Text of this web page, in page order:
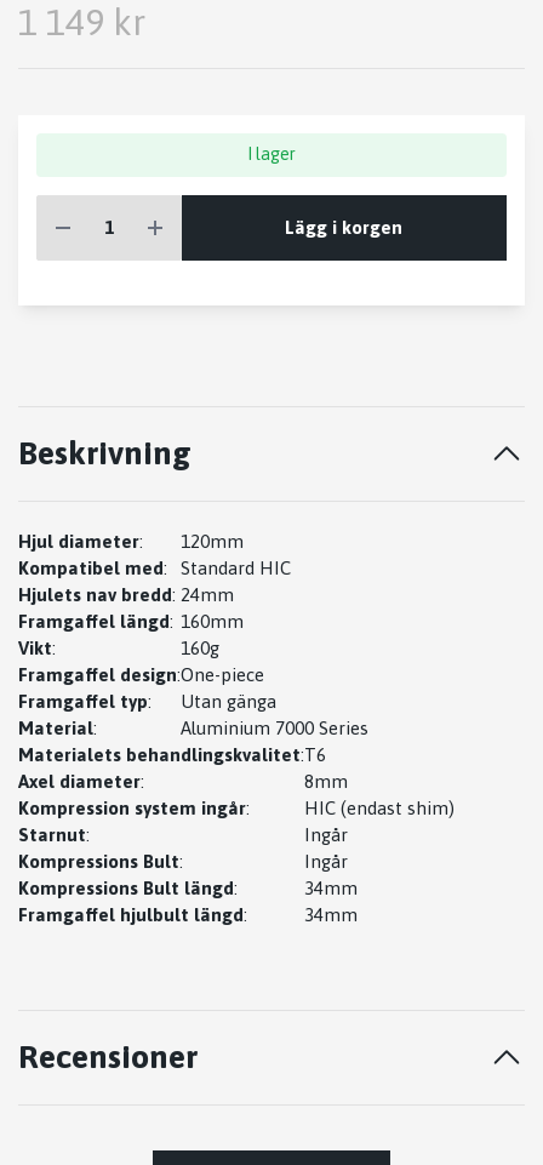
1 149 kr
I lager
Lägg i korgen
Beskrivning
Hjul diameter:
120mm
Kompatibel med:
Standard HIC
Hjulets nav bredd: 24mm
Framgaffel längd: 160mm
Vikt:
160g
Framgaffel design:One-piece
Framgaffel typ:
Utan gänga
Material:
Aluminium 7000 Series
Materialets behandlingskvalitet:T6
Axel diameter:
8mm
Kompression system ingår:
HIC (endast shim)
Starnut:
Ingår
Kompressions Bult:
Ingår
Kompressions Bult längd:
34mm
Framgaffel hjulbult längd: 34mm
Recensioner